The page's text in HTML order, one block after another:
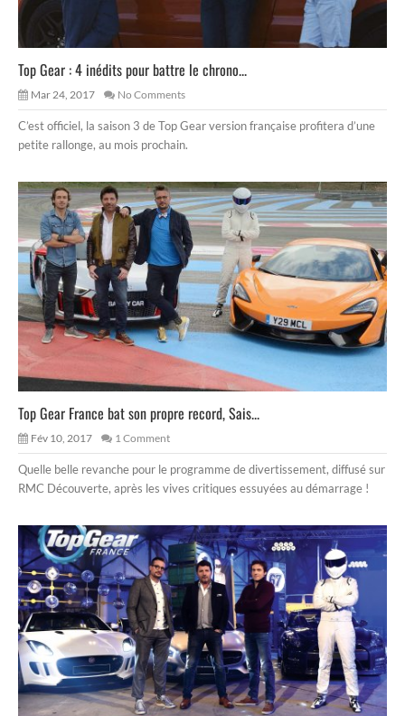
Top Gear : 4 inédits pour battre le chrono...
Mar 24, 2017 No Comments
C’est officiel, la saison 3 de Top Gear version française profitera d’une
petite rallonge, au mois prochain.
Top Gear France bat son propre record, Sais...
Fév 10, 2017 1 Comment
Quelle belle revanche pour le programme de divertissement, diffusé sur
RMC Découverte, après les vives critiques essuyées au démarrage !